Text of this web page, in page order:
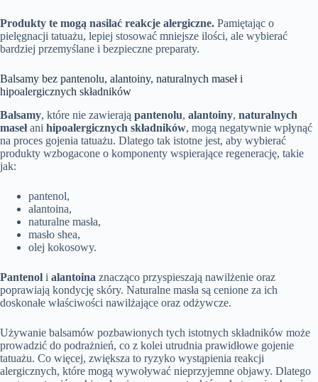
Produkty te mogą nasilać reakcje alergiczne. Pamiętając o
pielęgnacji tatuażu, lepiej stosować mniejsze ilości, ale wybierać
bardziej przemyślane i bezpieczne preparaty.
Balsamy bez pantenolu, alantoiny, naturalnych maseł i
hipoalergicznych składników
Balsamy, które nie zawierają pantenolu, alantoiny, naturalnych
masełani hipoalergicznych składników, mogą negatywnie wpłynąć
na proces gojenia tatuażu. Dlatego tak istotne jest, aby wybierać
produkty wzbogacone o komponenty wspierające regenerację, takie
jak:
pantenol,
alantoina,
naturalne masła,
masło shea,
olej kokosowy.
Pantenol i alantoina znacząco przyspieszają nawilżenie oraz
poprawiają kondycję skóry. Naturalne masła są cenione za ich
doskonałe właściwości nawilżające oraz odżywcze.
Używanie balsamów pozbawionych tych istotnych składników może
prowadzić do podrażnień, co z kolei utrudnia prawidłowe gojenie
tatuażu. Co więcej, zwiększa to ryzyko wystąpienia reakcji
alergicznych, które mogą wywoływać nieprzyjemne objawy. Dlatego